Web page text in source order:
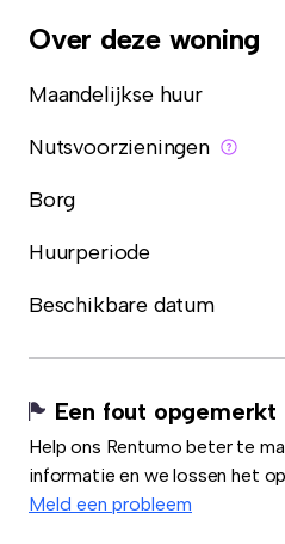
Over deze woning
Maandelijkse huur
Nutsvoorzieningen
Borg
Huurperiode
Beschikbare datum
Een fout
Help ons Rentumo beter te
informatie en we lossen het
Meld een probleem